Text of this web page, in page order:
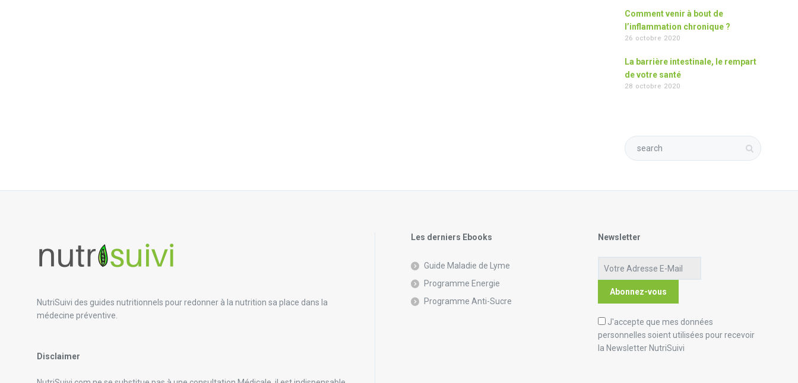
Comment venir à bout de
l’inflammation chronique ?
26 octobre 2020
La barrière intestinale, le rempart
de votre santé
28 octobre 2020
NutriSuivi des guides nutritionnels pour redonner à la nutrition sa place dans la
médecine préventive.
Disclaimer
Les derniers Ebooks
Guide Maladie de Lyme
Programme Energie
Programme Anti-Sucre
Newsletter
J'accepte que mes données
personnelles soient utilisées pour recevoir
la Newsletter NutriSuivi